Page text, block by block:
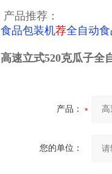
产品推荐：
食品包装机荐全自动
高速立式520克瓜子全
产品：
您的单位：